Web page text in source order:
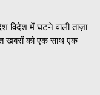
विदेश में घटने वाली ताज़ा
खबरों को एक साथ एक